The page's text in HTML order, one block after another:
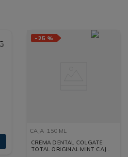
- 25 %
CAJA 150 ML
CREMA DENTAL COLGATE
TOTAL ORIGINAL MINT CAJA